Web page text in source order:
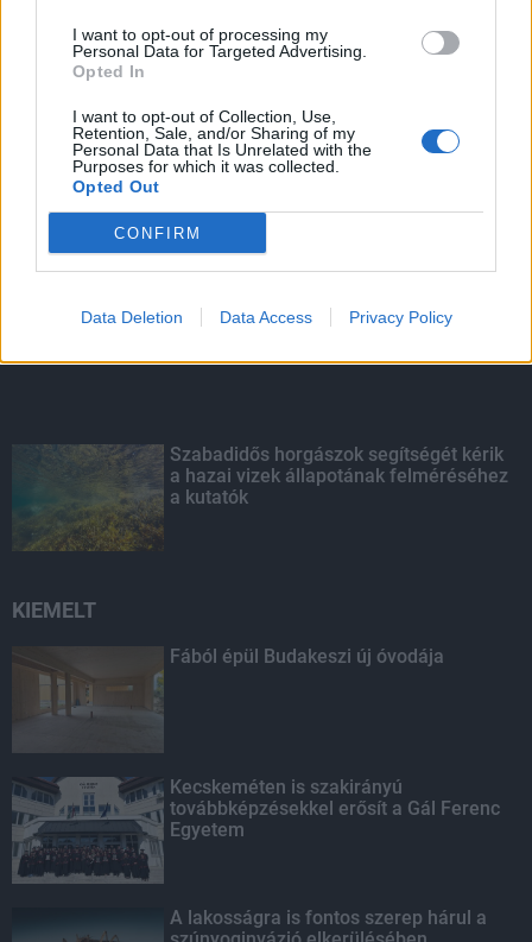
I want to opt-out of processing my
Personal Data for Targeted Advertising.
Opted In
I want to opt-out of Collection, Use,
Retention, Sale, and/or Sharing of my
Personal Data that Is Unrelated with the
Purposes for which it was collected.
Opted Out
CONFIRM
Data Deletion Data Access Privacy Policy
HIRDETÉS
LEGOLVASOTTABB
Tizenöt hegedűkészítő-mester mutatja
Szabadidős horgászok segítségét kérik
a hazai vizek állapotának felméréséhez
a kutatók
KIEMELT
Fából épül Budakeszi új óvodája
Kecskeméten is szakirányú
továbbképzésekkel erősít a Gál Ferenc
Egyetem
A lakosságra is fontos szerep hárul a